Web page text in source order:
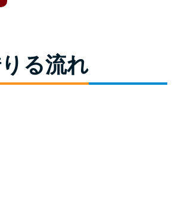
ンの選び方を徹底解説！
プロミスの返済方法を徹底解説！
る流れ